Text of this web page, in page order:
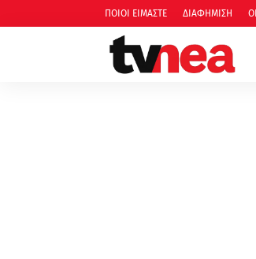
ΠΟΙΟΙ ΕΙΜΑΣΤΕ ΔΙΑΦΗΜΙΣΗ